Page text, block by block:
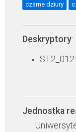
czarne dziury
Deskryptory:
Jednostka